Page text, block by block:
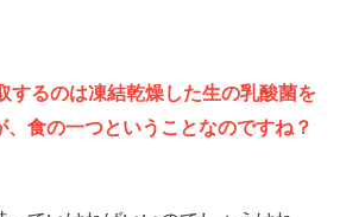
するのは凍結乾燥した生の乳酸菌を
食の一つということなのですね？